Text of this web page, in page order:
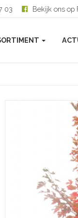
03 Bekijk ons op